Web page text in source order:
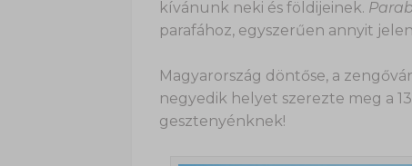
kívánunk neki és földijeinek.
parafához, egyszerűen annyit
Magyarország döntőse, a
negyedik helyet szerezte meg a
gesztenyénknek!